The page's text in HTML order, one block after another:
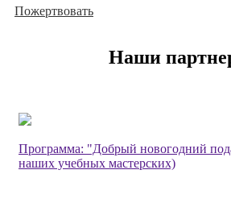
Пожертвовать
Наши
Программа: "Добрый новогодний
наших учебных мастерских)